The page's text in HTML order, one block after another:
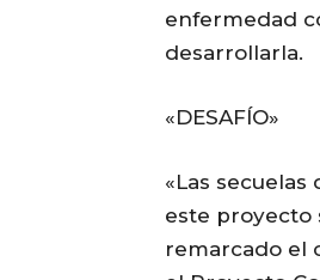
enfermedad
desarrollarla.
«DESAFÍO»
«Las
este proyecto
remarcado el